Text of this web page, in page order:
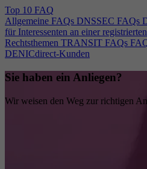
Top 10 FAQ
Allgemeine FAQs DNSSEC FAQs
für Interessenten an einer
Rechtsthemen TRANSIT FAQs
DENICdirect-Kunden
Sie haben ein Anliegen?
Wir weisen den Weg zur richtigen